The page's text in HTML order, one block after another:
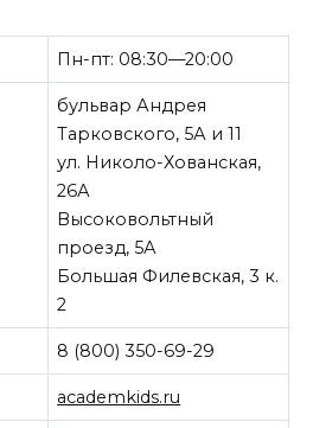
Пн-пт: 08:30—20:00
бульвар Андрея
Тарковского, 5А и 11
ул. Николо-Хованская,
26А
Высоковольтный
проезд, 5А
Большая Филевская, 3 к.
2
8 (800) 350-69-29
academkids.ru